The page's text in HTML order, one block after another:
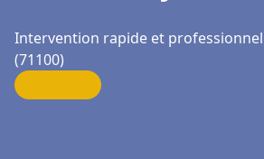
Intervention rapide et
(71100)